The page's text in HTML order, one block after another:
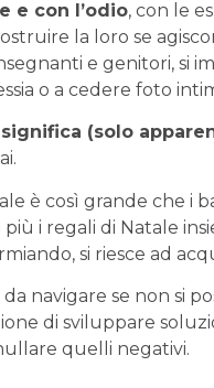
e con l’odio, con le
la loro se
e genitori, si
o a cedere foto
(solo
è così grande che i
i regali di Natale
si riesce ad
navigare se non si
di sviluppare
quelli negativi.